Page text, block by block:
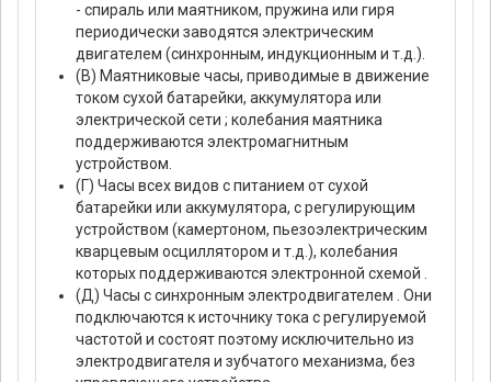
- спираль или маятником, пружина или гиря
периодически заводятся электрическим
двигателем (синхронным, индукционным и т.д.).
(В) Маятниковые часы, приводимые в движение
током сухой батарейки, аккумулятора или
электрической сети ; колебания маятника
поддерживаются электромагнитным
устройством.
(Г) Часы всех видов с питанием от сухой
батарейки или аккумулятора, с регулирующим
устройством (камертоном, пьезоэлектрическим
кварцевым осциллятором и т.д.), колебания
которых поддерживаются электронной схемой .
(Д) Часы с синхронным электродвигателем . Они
подключаются к источнику тока с регулируемой
частотой и состоят поэтому исключительно из
электродвигателя и зубчатого механизма, без